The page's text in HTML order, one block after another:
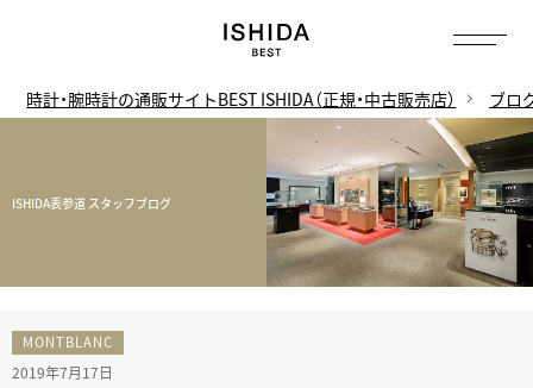
時計・腕時計の通販サイトBEST ISHIDA（正規・中古販売店） ブロ
ISHIDA表参道 スタッフブログ
MONTBLANC
2019年7月17日